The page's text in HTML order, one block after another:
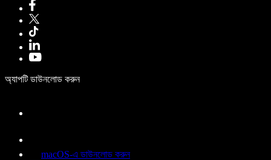
অ্যাপটি ডাউনলোড করুন
macOS-এ ডাউনলোড করুন